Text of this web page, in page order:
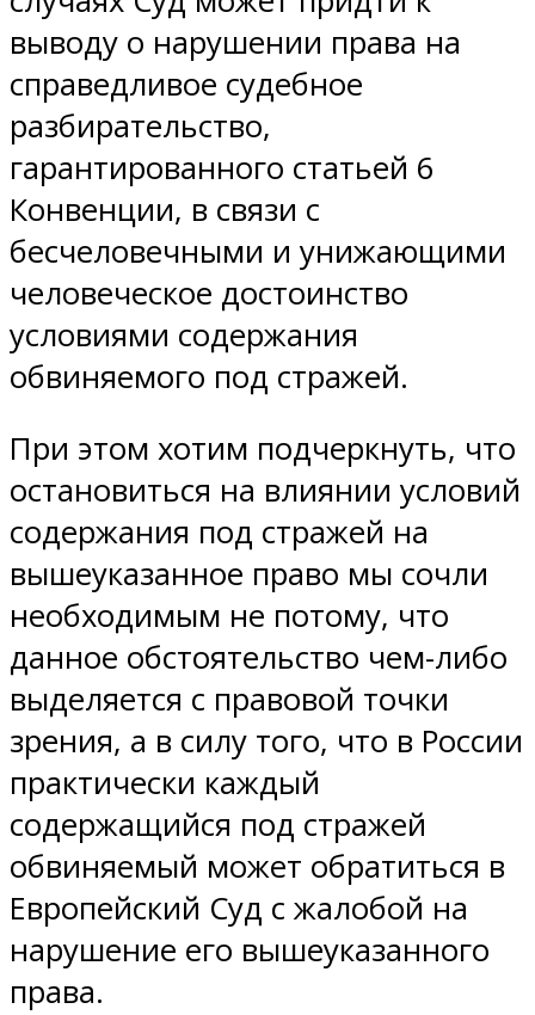
выводу о нарушении права на
справедливое судебное
разбирательство,
гарантированного статьей 6
Конвенции, в связи с
бесчеловечными и унижающими
человеческое достоинство
условиями содержания
обвиняемого под стражей.
При этом хотим подчеркнуть, что
остановиться на влиянии условий
содержания под стражей на
вышеуказанное право мы сочли
необходимым не потому, что
данное обстоятельство чем-либо
выделяется с правовой точки
зрения, а в силу того, что в России
практически каждый
содержащийся под стражей
обвиняемый может обратиться в
Европейский Суд с жалобой на
нарушение его вышеуказанного
права.